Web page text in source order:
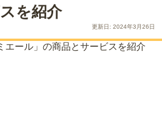
を紹介
更新日: 2024年3月26日